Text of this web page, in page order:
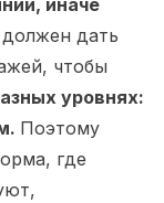
иначе
дать
чтобы
уровнях:
Поэтому
где